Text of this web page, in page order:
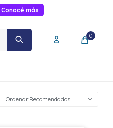
Conocé más
0
Recomendados